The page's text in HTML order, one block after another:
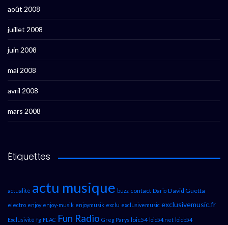
août 2008
juillet 2008
juin 2008
mai 2008
avril 2008
mars 2008
Étiquettes
actualité actu musique buzz contact Dario David Guetta
electro enjoy enjoy-musik enjoymusik exclu exclusivemusic exclusivemusic.fr
Exclusivité fg FLAC Fun Radio Greg Parys loic54 loic54.net loicb54